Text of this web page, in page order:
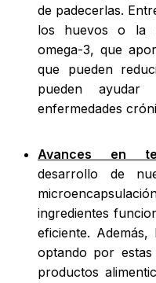
de padecerlas.
los huevos o la
omega-3, que
que pueden
pueden
enfermedades
Avances en
desarrollo de
ingredientes
eficiente.
optando por
productos